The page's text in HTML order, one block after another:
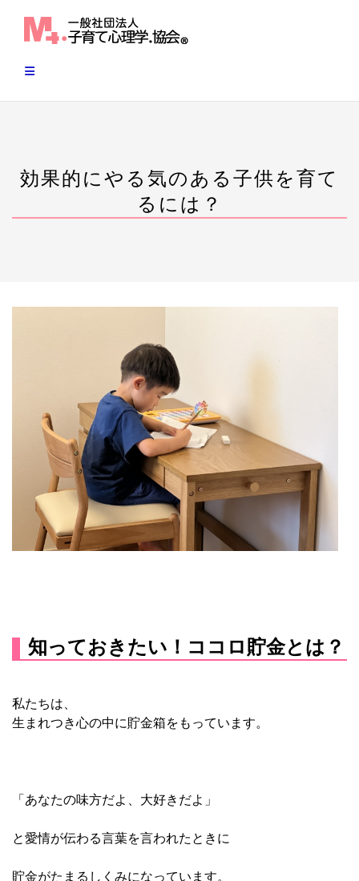
効果的にやる気のある子供を育て
るには？
知っておきたい！ココロ貯金とは？
私たちは、
生まれつき心の中に貯金箱をもっています。
「あなたの味方だよ、大好きだよ」
と愛情が伝わる言葉を言われたときに
貯金がたまるしくみになっています。